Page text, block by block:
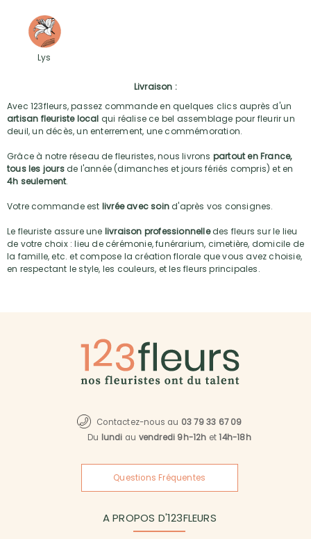
Lys
Livraison :
Avec 123fleurs, passez commande en quelques clics auprès d'un
artisan fleuriste local qui réalise ce bel assemblage pour fleurir un
deuil, un décès, un enterrement, une commémoration.
Grâce à notre réseau de fleuristes, nous livrons partout en France,
tous les joursde l'année (dimanches et jours fériés compris) et en
4h seulement.
Votre commande est livrée avec soind'après vos consignes.
Le fleuriste assure une livraison professionnelledes fleurs sur le lieu
de votre choix : lieu de cérémonie, funérarium, cimetière, domicile de
la famille, etc. et compose la création florale que vous avez choisie,
en respectant le style, les couleurs, et les fleurs principales.
Contactez-nous au 03 79 33 67 09
Du lundi au vendredi 9h-12h et14h-18h
Questions Fréquentes
A PROPOS D'123FLEURS